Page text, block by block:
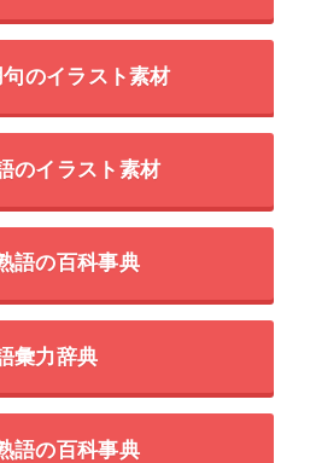
のイラスト素材
のイラスト素材
語の百科事典
彙力辞典
語の百科事典